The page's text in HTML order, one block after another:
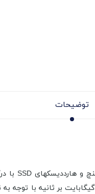
توضیحات